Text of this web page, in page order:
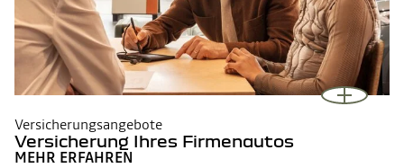
Versicherungsangebote
Versicherung Ihres Firmenautos
MEHR ERFAHREN